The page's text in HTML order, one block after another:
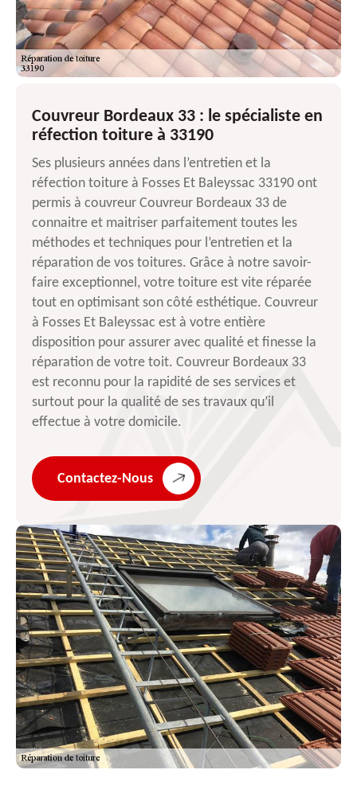
Couvreur Bordeaux 33 : le spécialiste en
réfection toiture à 33190
Ses plusieurs années dans l’entretien et la
réfection toiture à Fosses Et Baleyssac 33190 ont
permis à couvreur Couvreur Bordeaux 33 de
connaitre et maitriser parfaitement toutes les
méthodes et techniques pour l’entretien et la
réparation de vos toitures. Grâce à notre savoir-
faire exceptionnel, votre toiture est vite réparée
tout en optimisant son côté esthétique. Couvreur
à Fosses Et Baleyssac est à votre entière
disposition pour assurer avec qualité et finesse la
réparation de votre toit. Couvreur Bordeaux 33
est reconnu pour la rapidité de ses services et
surtout pour la qualité de ses travaux qu’il
effectue à votre domicile.
Contactez-Nous